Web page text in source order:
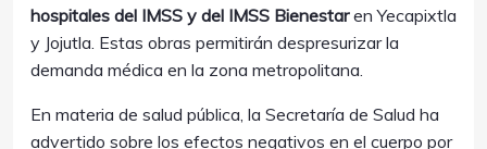
hospitales del IMSS y del IMSS Bienestaren Yecapixtla
y Jojutla. Estas obras permitirán despresurizar la
demanda médica en la zona metropolitana.
En materia de salud pública, la Secretaría de Salud ha
advertido sobre los efectos negativos en el cuerpo por